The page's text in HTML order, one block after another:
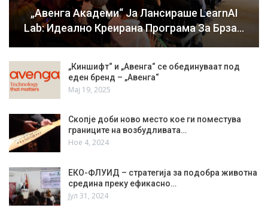
„Авенга Академи“ Ја Лансираше LearnAI
Lab: Идеално Креирана Програма За Брза…
„Киншифт“ и „Авенга“ се обединуваат под
еден бренд – „Авенга“
Мај 19, 2025
Скопје доби ново место кое ги поместува
границите на возбудливата…
Ное 4, 2024
ЕКО-ФЛУИД – стратегија за подобра животна
средина преку ефикасно…
Јул 31, 2024